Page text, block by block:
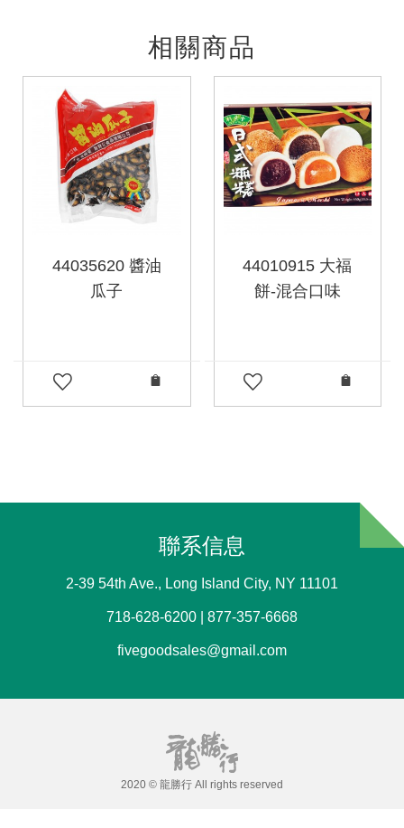
相關商品
44035620 醬油
瓜子
44010915 大福
餅-混合口味
聯系信息
2-39 54th Ave., Long Island City, NY 11101
718-628-6200 | 877-357-6668
fivegoodsales@gmail.com
2020 © 龍勝行 All rights reserved